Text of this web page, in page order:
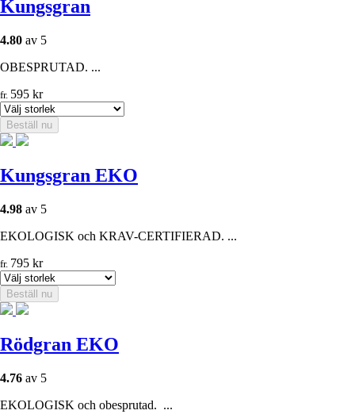
Kungsgran
4.80 av 5
OBESPRUTAD. ...
fr. 595 kr
Beställ nu
Kungsgran EKO
4.98 av 5
EKOLOGISK och KRAV-CERTIFIERAD. ...
fr. 795 kr
Beställ nu
Rödgran EKO
4.76 av 5
EKOLOGISK och obesprutad. ...